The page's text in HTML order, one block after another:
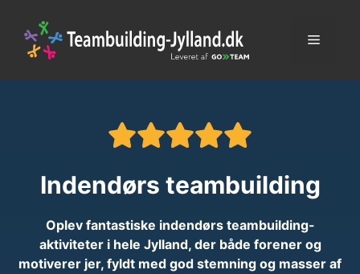
content
Menu
Indendørs teambuilding
Oplev fantastiske indendørs teambuilding-
aktiviteter i hele Jylland, der både forener og
motiverer jer, fyldt med god stemning og masser af